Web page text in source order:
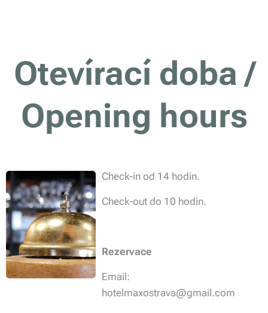
Otevírací doba /
Opening hours
Check-in od 14 hodin.
Check-out do 10 hodin.
Rezervace
Email:
hotelmaxostrava@gmail.com